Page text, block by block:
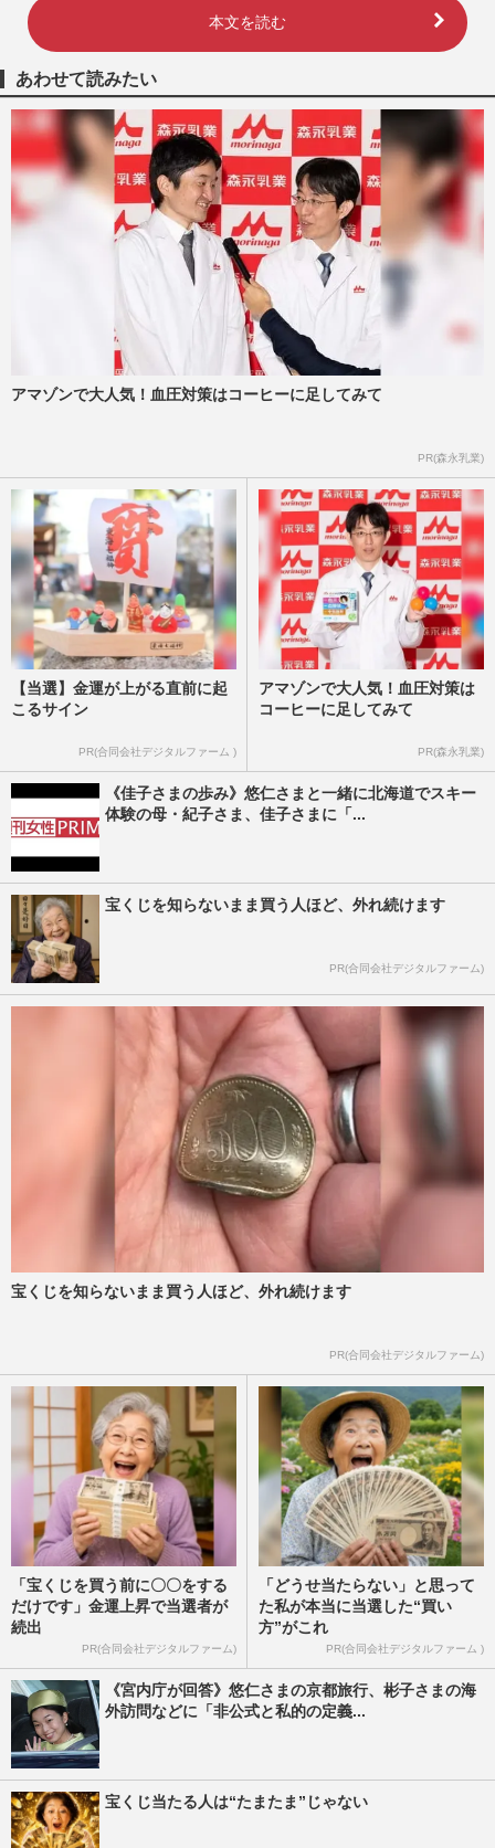
本文を読む
あわせて読みたい
アマゾンで大人気！血圧対策はコーヒーに足してみて
PR(森永乳業)
【当選】金運が上がる直前に起
こるサイン
PR(合同会社デジタルファーム )
アマゾンで大人気！血圧対策は
コーヒーに足してみて
PR(森永乳業)
《佳子さまの歩み》悠仁さまと一緒に北海道でスキー
体験の母・紀子さま、佳子さまに「...
宝くじを知らないまま買う人ほど、外れ続けます
PR(合同会社デジタルファーム)
宝くじを知らないまま買う人ほど、外れ続けます
PR(合同会社デジタルファーム)
「宝くじを買う前に〇〇をする
だけです」金運上昇で当選者が
続出
PR(合同会社デジタルファーム)
「どうせ当たらない」と思って
た私が本当に当選した“買い
方”がこれ
PR(合同会社デジタルファーム )
《宮内庁が回答》悠仁さまの京都旅行、彬子さまの海
外訪問などに「非公式と私的の定義...
宝くじ当たる人は“たまたま”じゃない